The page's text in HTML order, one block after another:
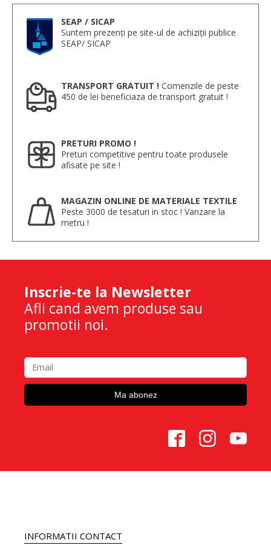
SEAP / SICAP
Suntem prezenți pe site-ul de achiziții publice
SEAP/ SICAP
TRANSPORT GRATUIT ! Comenzile de peste
450 de lei beneficiaza de transport gratuit !
PRETURI PROMO !
Preturi competitive pentru toate produsele
afisate pe site !
MAGAZIN ONLINE DE MATERIALE TEXTILE
Peste 3000 de tesaturi in stoc ! Vanzare la
metru !
Inscrie-te la Newsletter
Afli cand avem produse sau
promotii noi.
INFORMATII CONTACT